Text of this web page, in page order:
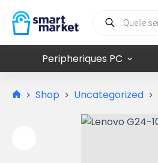
Peripheriques PC
Shop Uncategorized